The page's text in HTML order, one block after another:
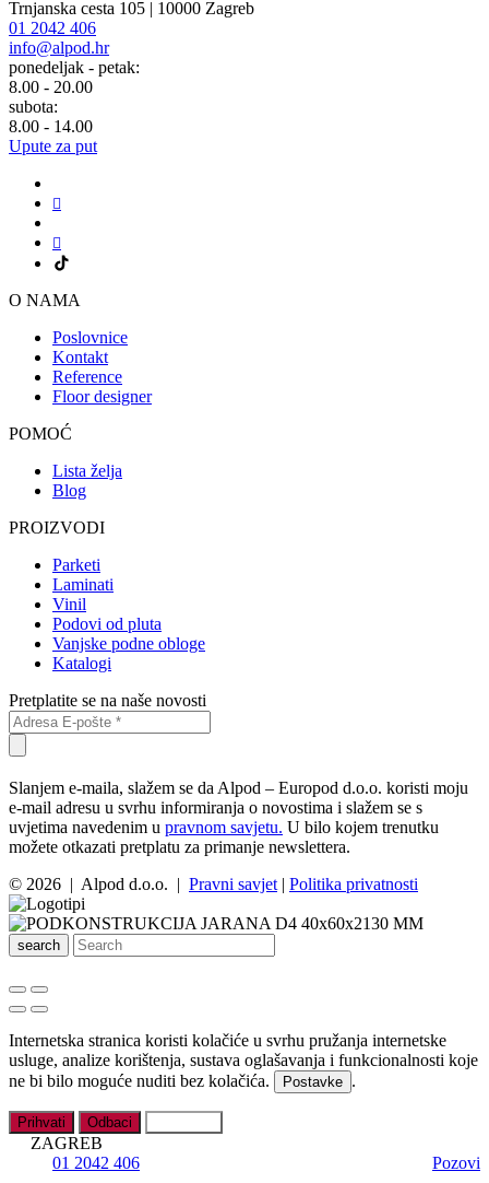
Trnjanska cesta 105 | 10000 Zagreb
01 2042 406
info@alpod.hr
ponedeljak - petak:
8.00 - 20.00
subota:
8.00 - 14.00
Upute za put
O NAMA
Poslovnice
Kontakt
Reference
Floor designer
POMOĆ
Lista želja
Blog
PROIZVODI
Parketi
Laminati
Vinil
Podovi od pluta
Vanjske podne obloge
Katalogi
Pretplatite se na naše novosti
Slanjem e-maila, slažem se da Alpod – Europod d.o.o. koristi moju
e-mail adresu u svrhu informiranja o novostima i slažem se s
uvjetima navedenim u pravnom savjetu. U bilo kojem trenutku
možete otkazati pretplatu za primanje newslettera.
© 2026 | Alpod d.o.o. | Pravni savjet | Politika privatnosti
search
Internetska stranica koristi kolačiće u svrhu pružanja internetske
usluge, analize korištenja, sustava oglašavanja i funkcionalnosti koje
ne bi bilo moguće nuditi bez kolačića.
Postavke .
Prihvati Odbaci
ZAGREB
01 2042 406
Pozovi